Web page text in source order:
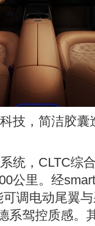
技，简洁胶囊
统，CLTC综
公里。经
调电动尾翼
系驾控质感。